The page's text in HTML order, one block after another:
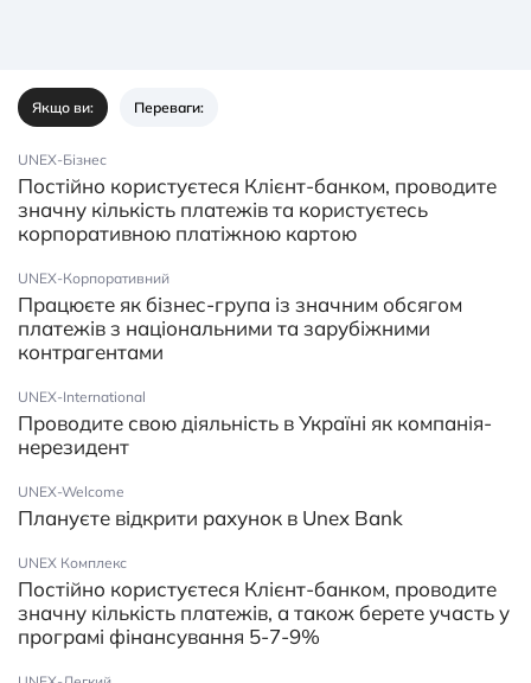
Якщо ви: Переваги:
UNEX-Бізнес
Постійно користуєтеся Клієнт-банком, проводите
значну кількість платежів та користуєтесь
корпоративною платіжною картою
UNEX-Корпоративний
Працюєте як бізнес-група із значним обсягом
платежів з національними та зарубіжними
контрагентами
UNEX-International
Проводите свою діяльність в Україні як компанія-
нерезидент
UNEX-Welcome
Плануєте відкрити рахунок в Unex Bank
UNEX Комплекс
Постійно користуєтеся Клієнт-банком, проводите
значну кількість платежів, а також берете участь у
програмі фінансування 5-7-9%